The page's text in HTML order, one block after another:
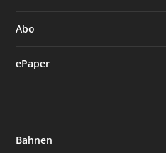
Abo
ePaper
Bahnen